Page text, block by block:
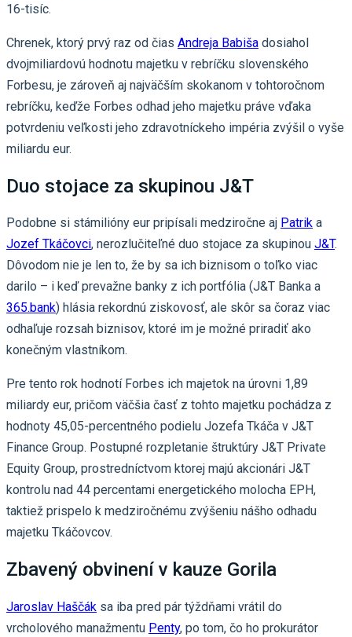
16-tisíc.
Chrenek, ktorý prvý raz od čias Andreja Babiša dosiahol
dvojmiliardovú hodnotu majetku v rebríčku slovenského
Forbesu, je zároveň aj najväčším skokanom v tohtoročnom
rebríčku, keďže Forbes odhad jeho majetku práve vďaka
potvrdeniu veľkosti jeho zdravotníckeho impéria zvýšil o vyše
miliardu eur.
Duo stojace za skupinou J&T
Podobne si stámilióny eur pripísali medziročne aj Patrik a
Jozef Tkáčovci, nerozlučiteľné duo stojace za skupinou J&T.
Dôvodom nie je len to, že by sa ich biznisom o toľko viac
darilo – i keď prevažne banky z ich portfólia (J&T Banka a
365.bank) hlásia rekordnú ziskovosť, ale skôr sa čoraz viac
odhaľuje rozsah biznisov, ktoré im je možné priradiť ako
konečným vlastníkom.
Pre tento rok hodnotí Forbes ich majetok na úrovni 1,89
miliardy eur, pričom väčšia časť z tohto majetku pochádza z
hodnoty 45,05-percentného podielu Jozefa Tkáča v J&T
Finance Group. Postupné rozpletanie štruktúry J&T Private
Equity Group, prostredníctvom ktorej majú akcionári J&T
kontrolu nad 44 percentami energetického molocha EPH,
taktiež prispelo k medziročnému zvýšeniu nášho odhadu
majetku Tkáčovcov.
Zbavený obvinení v kauze Gorila
Jaroslav Haščák sa iba pred pár týždňami vrátil do
vrcholového manažmentu Penty, po tom, čo ho prokurátor